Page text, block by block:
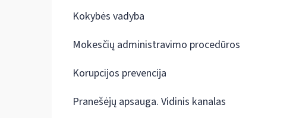
Kokybės vadyba
Mokesčių administravimo procedūros
Korupcijos prevencija
Pranešėjų apsauga. Vidinis kanalas